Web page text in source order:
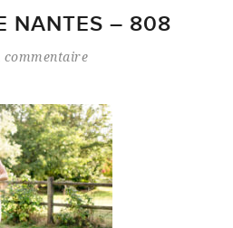
NANTES – 808
commentaire